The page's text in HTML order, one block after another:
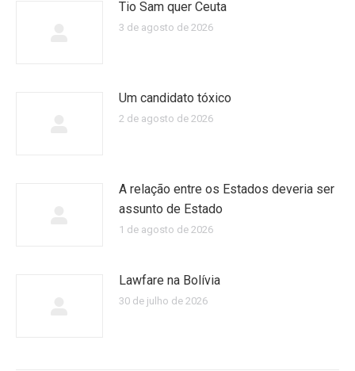
Tio Sam quer Ceuta
3 de agosto de 2026
Um candidato tóxico
2 de agosto de 2026
A relação entre os Estados deveria ser
assunto de Estado
1 de agosto de 2026
Lawfare na Bolívia
30 de julho de 2026